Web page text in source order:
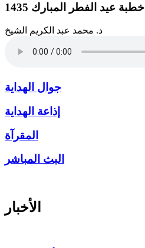
خطبة عيد الفطر المبارك 1435
د. محمد عبد الكريم الشيخ
جوال الهداية
إذاعة الهداية
المقرآة
البث المباشر
الأخبار